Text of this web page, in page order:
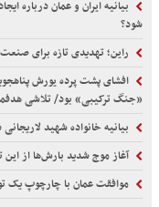
بیانیه ایران و عمان درباره
شود؟
راین؛ تهدیدی تازه برای
افشای پشت پرده یورش
«جنگ ترکیبی» بود/ تلاشی
بیانیه خانواده شهید
آغاز موج شدید بارش‌ها از
موافقت عمان با چارچوپ یک